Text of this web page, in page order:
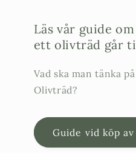
Läs vår guide
ett olivträd går
Vad ska man tänka
Olivträd?
Guide vid köp